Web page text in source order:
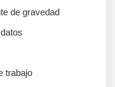
de gravedad
trabajo